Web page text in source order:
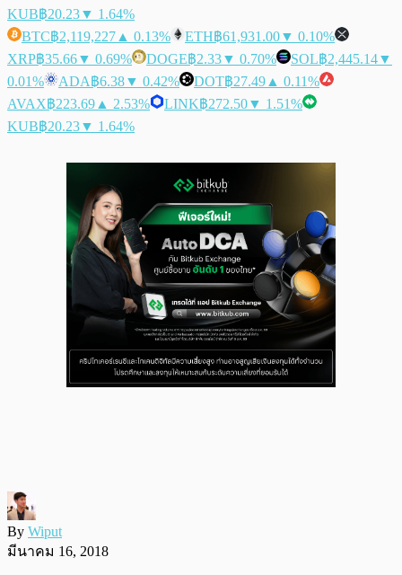
KUB฿20.23▼ 1.64%
BTC฿2,119,227 ▲ 0.13% ETH฿61,931.00▼ 0.10%
XRP฿35.66▼ 0.69% DOGE฿2.33▼ 0.70% SOL฿2,445.14▼
0.01%
ADA฿6.38▼ 0.42% DOT฿27.49 ▲ 0.11%
AVAX฿223.69 ▲ 2.53% LINK฿272.50▼ 1.51%
KUB฿20.23▼ 1.64%
By Wiput
มีนาคม 16, 2018